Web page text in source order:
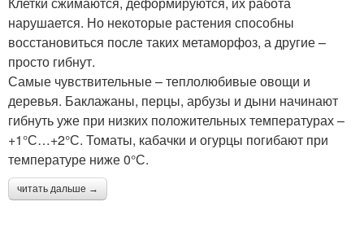
нарушается. Но некоторые растения способны
восстановиться после таких метаморфоз, а другие –
просто гибнут.
Самые чувствительные – теплолюбивые овощи и
деревья. Баклажаны, перцы, арбузы и дыни начинают
гибнуть уже при низких положительных температурах –
+1°С…+2°С. Томаты, кабачки и огурцы погибают при
температуре ниже 0°С.
читать дальше →